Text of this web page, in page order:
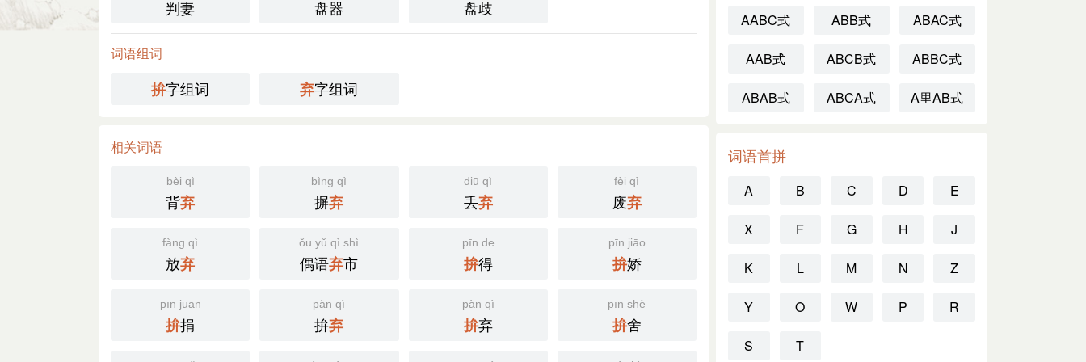
判妻 盘器 盘歧
词语组词
拚字组词 弃字组词
相关词语
bèi qì
背弃
bìng qì
摒弃
diū qì
丢弃
fèi qì
废弃
fàng qì
放弃
ǒu yǔ qì shì
偶语弃市
pīn de
拚得
pīn jiāo
拚娇
pīn juān
拚捐
pàn qì
拚弃
pàn qì
拚弃
pīn shè
拚舍
AABC式 ABB式 ABAC式
AAB式 ABCB式 ABBC式
ABAB式 ABCA式 A里AB式
词语首拼
A B C D E
X F G H J
K L M N Z
Y O W P R
S T